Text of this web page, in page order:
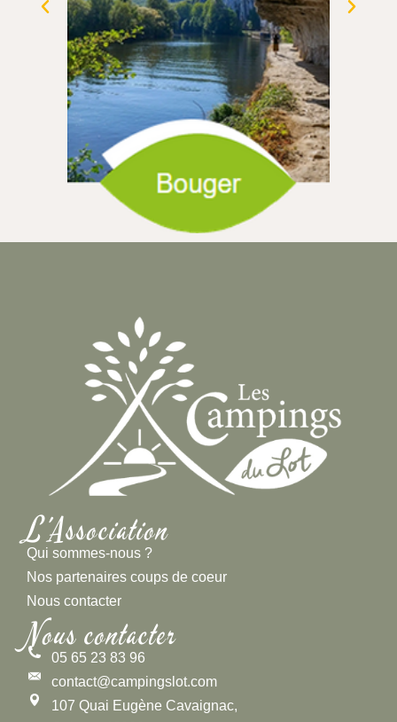
L'Association
Qui sommes-nous ?
Nos partenaires coups de coeur
Nous contacter
Nous contacter
05 65 23 83 96
contact@campingslot.com
107 Quai Eugène Cavaignac,